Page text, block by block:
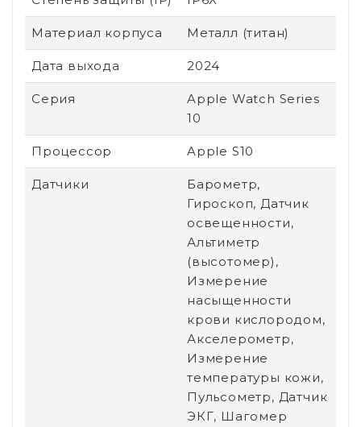
Материал корпуса Металл (титан)
Дата выхода 2024
Серия
Apple Watch Series
10
Процессор Apple S10
Датчики
Барометр,
Гироскоп, Датчик
освещенности,
Альтиметр
(высотомер),
Измерение
насыщенности
крови кислородом,
Акселерометр,
Измерение
температуры кожи,
Пульсометр, Датчик
ЭКГ, Шагомер